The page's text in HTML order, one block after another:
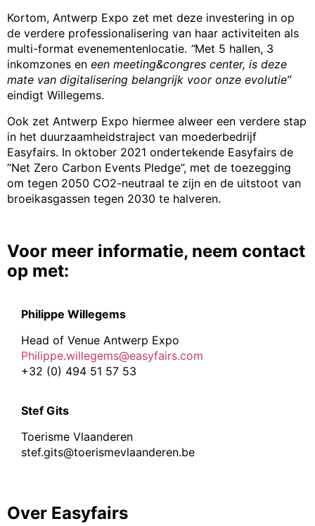
Kortom, Antwerp Expo zet met deze investering in op
de verdere professionalisering van haar activiteiten als
multi-format evenementenlocatie. “Met 5 hallen, 3
inkomzones en een meeting&congres center, is deze
mate van digitalisering belangrijk voor onze evolutie”
eindigt Willegems.
Ook zet Antwerp Expo hiermee alweer een verdere stap
in het duurzaamheidstraject van moederbedrijf
Easyfairs. In oktober 2021 ondertekende Easyfairs de
“Net Zero Carbon Events Pledge”, met de toezegging
om tegen 2050 CO2-neutraal te zijn en de uitstoot van
broeikasgassen tegen 2030 te halveren.
Voor meer informatie, neem contact
op met:
Philippe Willegems
Head of Venue Antwerp Expo
Philippe.willegems@easyfairs.com
+32 (0) 494 51 57 53
Stef Gits
Toerisme Vlaanderen
stef.gits@toerismevlaanderen.be
Over Easyfairs